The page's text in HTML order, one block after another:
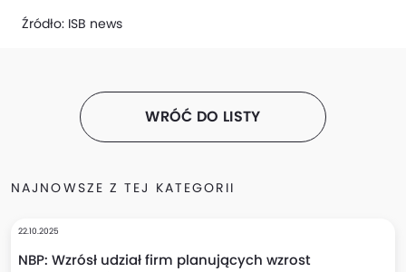
Źródło: ISB news
WRÓĆ DO LISTY
NAJNOWSZE Z TEJ KATEGORII
22.10.2025
NBP: Wzrósł udział firm planujących wzrost